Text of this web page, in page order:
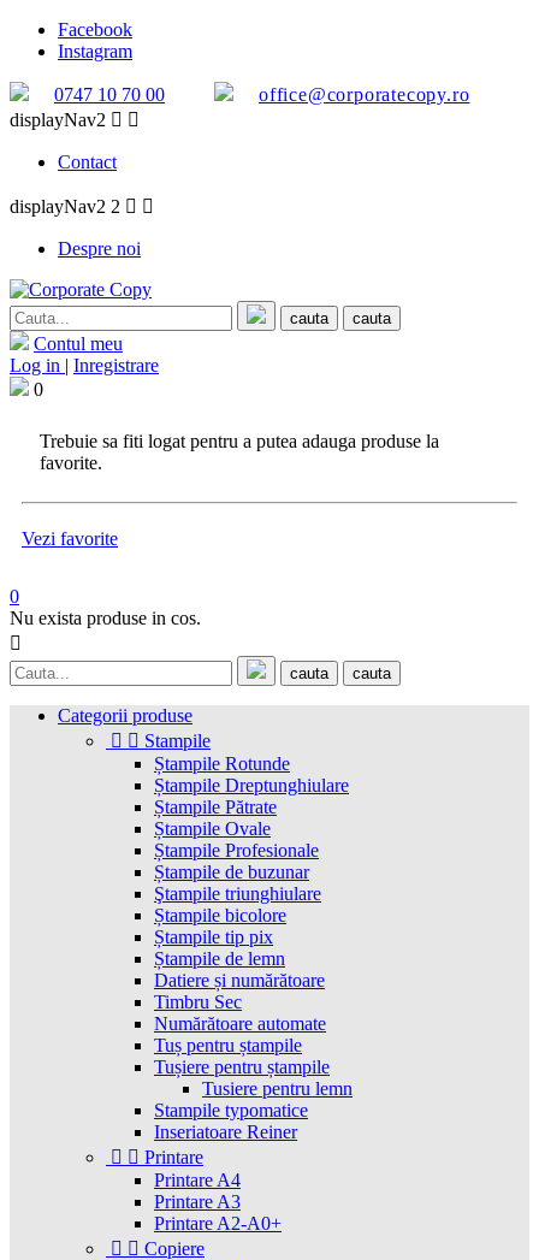
Facebook
Instagram
0747 10 70 00
office@corporatecopy.ro
displayNav2  
Contact
displayNav2 2  
Despre noi
cauta cauta
Contul meu
Log in | Inregistrare
0
Trebuie sa fiti logat pentru a putea adauga produse la
favorite.
Vezi favorite
0
Nu exista produse in cos.

cauta cauta
Categorii produse
  Stampile
Ștampile Rotunde
Ștampile Dreptunghiulare
Ștampile Pătrate
Ștampile Ovale
Ștampile Profesionale
Ștampile de buzunar
Ştampile triunghiulare
Ștampile bicolore
Ștampile tip pix
Ștampile de lemn
Datiere și numărătoare
Timbru Sec
Numărătoare automate
Tuș pentru ștampile
Tușiere pentru ștampile
Tusiere pentru lemn
Stampile typomatice
Inseriatoare Reiner
  Printare
Printare A4
Printare A3
Printare A2-A0+
  Copiere